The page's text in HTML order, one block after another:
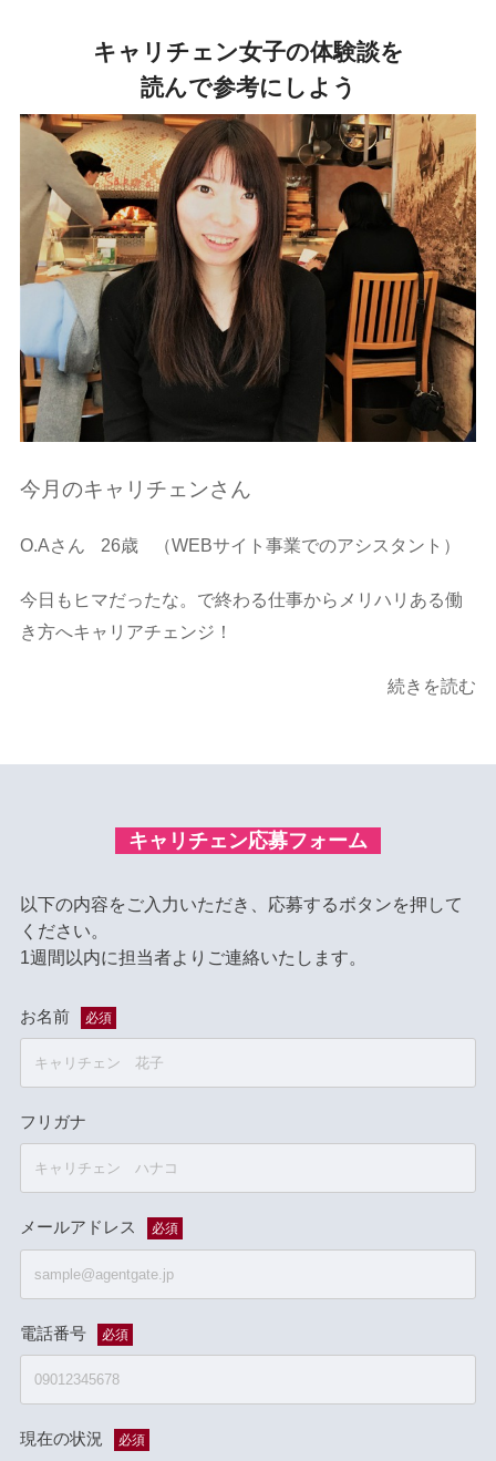
キャリチェン女子の体験談を
読んで参考にしよう
今月のキャリチェンさん
O.Aさん 26歳 （WEBサイト事業でのアシスタント）
今日もヒマだったな。で終わる仕事からメリハリある働
き方へキャリアチェンジ！
続きを読む
キャリチェン応募フォーム
以下の内容をご入力いただき、応募するボタンを押して
ください。
1週間以内に担当者よりご連絡いたします。
お名前 必須
フリガナ
メールアドレス 必須
電話番号 必須
現在の状況 必須